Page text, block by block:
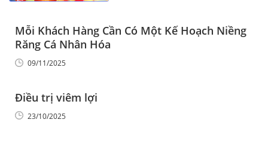
Mỗi Khách Hàng Cần Có Một Kế Hoạch Niềng
Răng Cá Nhân Hóa
09/11/2025
Điều trị viêm lợi
23/10/2025